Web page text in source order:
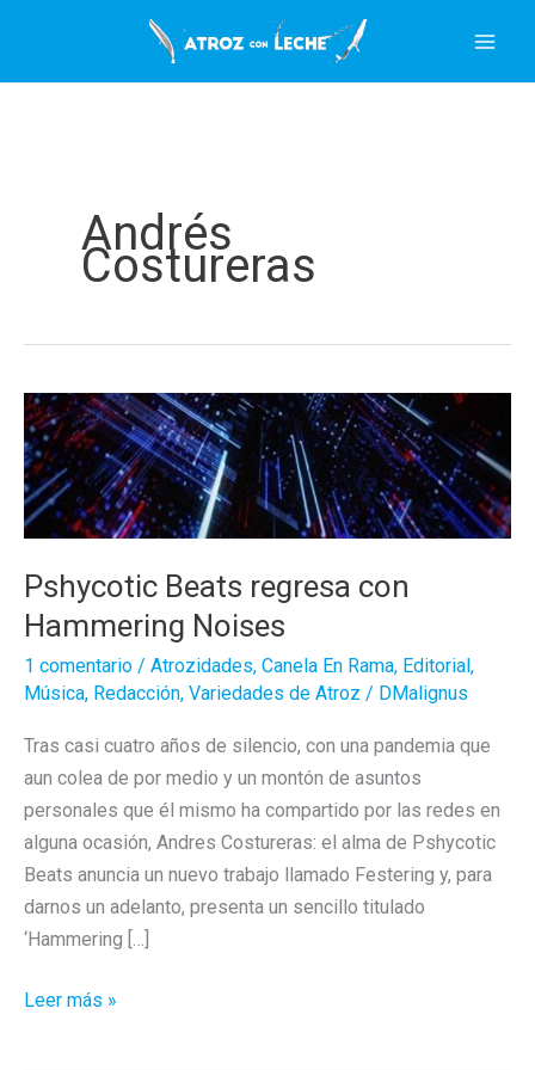
contenido
Andrés
Costureras
Pshycotic Beats regresa con
Hammering Noises
1 comentario / Atrozidades, Canela En Rama, Editorial,
Música, Redacción, Variedades de Atroz / DMalignus
Tras casi cuatro años de silencio, con una pandemia que
aun colea de por medio y un montón de asuntos
personales que él mismo ha compartido por las redes en
alguna ocasión, Andres Costureras: el alma de Pshycotic
Beats anuncia un nuevo trabajo llamado Festering y, para
darnos un adelanto, presenta un sencillo titulado
‘Hammering […]
Pshycotic
Leer más »